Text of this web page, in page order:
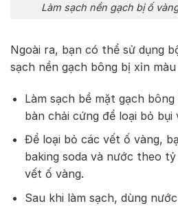
Làm sạch nền gạch bị ố
Ngoài ra, bạn có thể sử dụng
sạch nền gạch bông bị xỉn
Làm sạch bề mặt gạch
bàn chải cứng để loại bỏ
Để loại bỏ các vết ố vàng,
baking soda và nước theo tỷ
vết ố vàng.
Sau khi làm sạch, dùng